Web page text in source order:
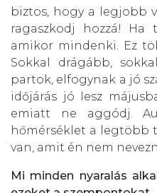
biztos, hogy a legjobb
ragaszkodj hozzá! Ha
amikor mindenki. Ez
Sokkal drágább,
partok, elfogynak a jó
időjárás jó lesz
emiatt ne aggódj.
hőmérséklet a legtöbb
van, amit én nem
Mi minden nyaralás